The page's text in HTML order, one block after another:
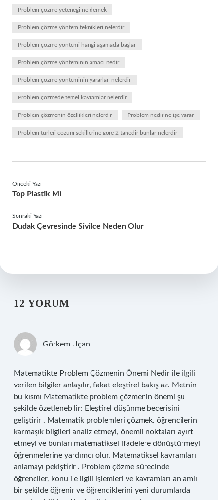
Problem çözme yeteneği ne demek
Problem çözme yöntem teknikleri nelerdir
Problem çözme yöntemi hangi aşamada başlar
Problem çözme yönteminin amacı nedir
Problem çözme yönteminin yararları nelerdir
Problem çözmede temel kavramlar nelerdir
Problem çözmenin özellikleri nelerdir Problem nedir ne işe yarar
Problem türleri çözüm şekillerine göre 2 tanedir bunlar nelerdir
Önceki Yazı
Top Plastik Mi
Sonraki Yazı
Dudak Çevresinde Sivilce Neden Olur
12 YORUM
Görkem Uçan
Matematikte Problem Çözmenin Önemi Nedir ile ilgili
verilen bilgiler anlaşılır, fakat eleştirel bakış az. Metnin
bu kısmı Matematikte problem çözmenin önemi şu
şekilde özetlenebilir: Eleştirel düşünme becerisini
geliştirir . Matematik problemleri çözmek, öğrencilerin
karmaşık bilgileri analiz etmeyi, önemli noktaları ayırt
etmeyi ve bunları matematiksel ifadelere dönüştürmeyi
öğrenmelerine yardımcı olur. Matematiksel kavramları
anlamayı pekiştirir . Problem çözme sürecinde
öğrenciler, konu ile ilgili işlemleri ve kavramları anlamlı
bir şekilde öğrenir ve öğrendiklerini yeni durumlarda